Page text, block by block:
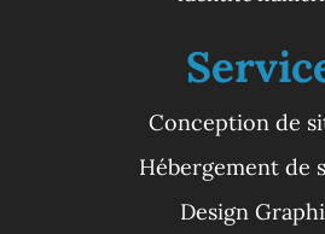
Conception de
Hébergement de
Design